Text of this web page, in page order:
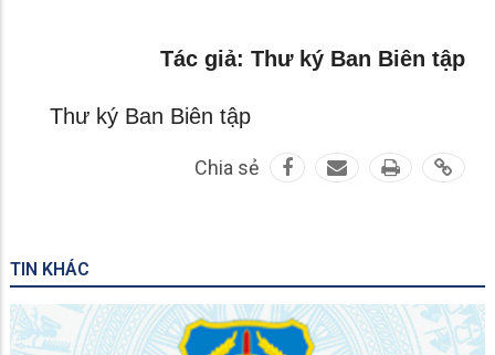
Tác giả: Thư ký Ban Biên tập
Thư ký Ban Biên tập
Chia sẻ
TIN KHÁC